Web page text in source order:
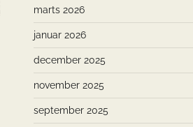
marts 2026
januar 2026
december 2025
november 2025
september 2025